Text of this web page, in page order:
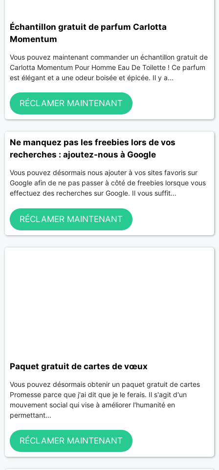
Échantillon gratuit de parfum Carlotta
Momentum
Vous pouvez maintenant commander un échantillon gratuit de
Carlotta Momentum Pour Homme Eau De Toilette ! Ce parfum
est élégant et a une odeur boisée et épicée. Il y a...
RÉCLAMER MAINTENANT
Ne manquez pas les freebies lors de vos
recherches : ajoutez-nous à Google
Vous pouvez désormais nous ajouter à vos sites favoris sur
Google afin de ne pas passer à côté de freebies lorsque vous
effectuez des recherches sur Google. Il vous suffit...
RÉCLAMER MAINTENANT
Paquet gratuit de cartes de vœux
Vous pouvez désormais obtenir un paquet gratuit de cartes
Promesse parce que j'ai dit que je le ferais. Il s'agit d'un
mouvement social qui vise à améliorer l'humanité en
permettant...
RÉCLAMER MAINTENANT